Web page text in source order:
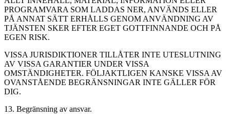
PROGRAMVARA SOM LADDAS NER, ANVÄNDS ELLER
PÅ ANNAT SÄTT ERHÅLLS GENOM ANVÄNDNING AV
TJÄNSTEN SKER EFTER EGET GOTTFINNANDE OCH PÅ
EGEN RISK.
VISSA JURISDIKTIONER TILLÅTER INTE UTESLUTNING
AV VISSA GARANTIER UNDER VISSA
OMSTÄNDIGHETER. FÖLJAKTLIGEN KANSKE VISSA AV
OVANSTÅENDE BEGRÄNSNINGAR INTE GÄLLER FÖR
DIG.
13. Begränsning av ansvar.